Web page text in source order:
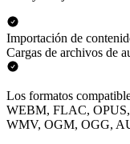
Importación de
Cargas de archivos de
Los formatos
WEBM, FLAC,
WMV, OGM, OGG,